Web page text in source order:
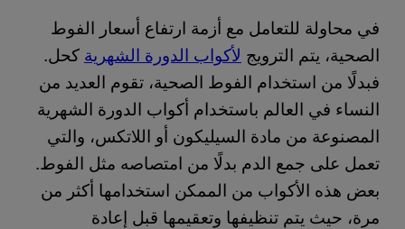
في محاولة للتعامل مع أزمة ارتفاع أسعار الفوط
الصحية، يتم الترويج لأكواب الدورة الشهرية كحل.
فبدلًا من استخدام الفوط الصحية، تقوم العديد من
النساء في العالم باستخدام أكواب الدورة الشهرية
المصنوعة من مادة السيليكون أو اللاتكس، والتي
تعمل على جمع الدم بدلًا من امتصاصه مثل الفوط.
بعض هذه الأكواب من الممكن استخدامها أكثر من
مرة، حيث يتم تنظيفها وتعقيمها قبل إعادة